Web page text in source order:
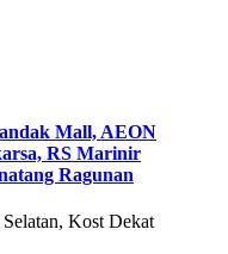
Mall, AEON
RS Marinir
Ragunan
Kost Dekat